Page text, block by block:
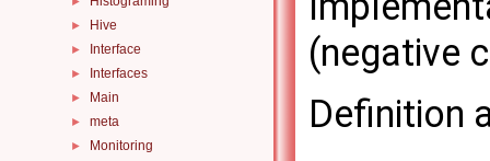
► Hive
► Interface
► Interfaces
► Main
► meta
► Monitoring
(negative
Definition